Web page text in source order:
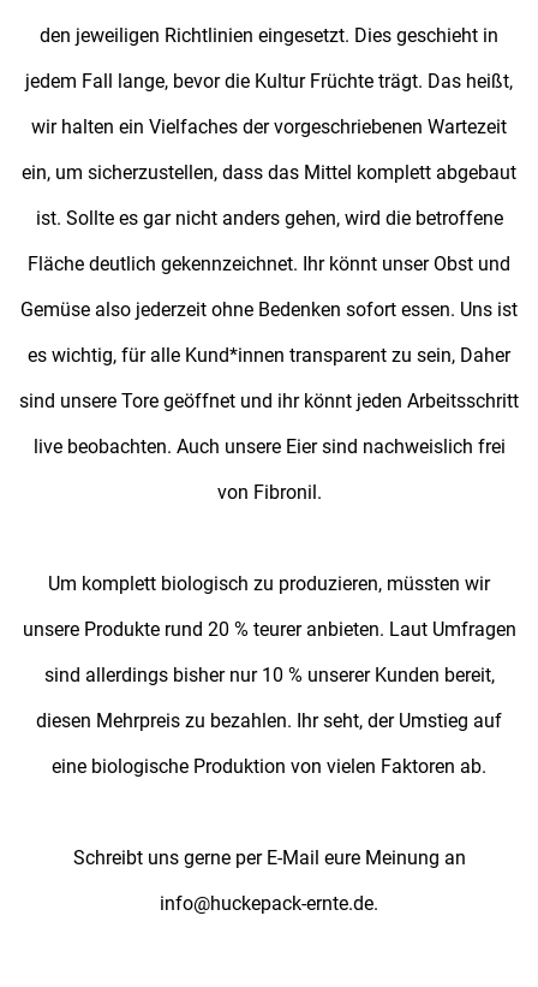
den jeweiligen Richtlinien eingesetzt. Dies geschieht in
jedem Fall lange, bevor die Kultur Früchte trägt. Das heißt,
wir halten ein Vielfaches der vorgeschriebenen Wartezeit
ein, um sicherzustellen, dass das Mittel komplett abgebaut
ist. Sollte es gar nicht anders gehen, wird die betroffene
Fläche deutlich gekennzeichnet. Ihr könnt unser Obst und
Gemüse also jederzeit ohne Bedenken sofort essen. Uns ist
es wichtig, für alle Kund*innen transparent zu sein, Daher
sind unsere Tore geöffnet und ihr könnt jeden Arbeitsschritt
live beobachten. Auch unsere Eier sind nachweislich frei
von Fibronil.
Um komplett biologisch zu produzieren, müssten wir
unsere Produkte rund 20 % teurer anbieten. Laut Umfragen
sind allerdings bisher nur 10 % unserer Kunden bereit,
diesen Mehrpreis zu bezahlen. Ihr seht, der Umstieg auf
eine biologische Produktion von vielen Faktoren ab.
Schreibt uns gerne per E-Mail eure Meinung an
info@huckepack-ernte.de.